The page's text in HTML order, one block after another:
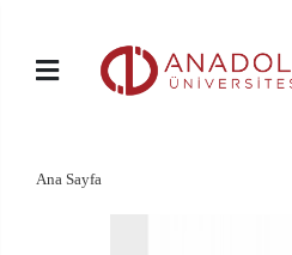
Ana Sayfa